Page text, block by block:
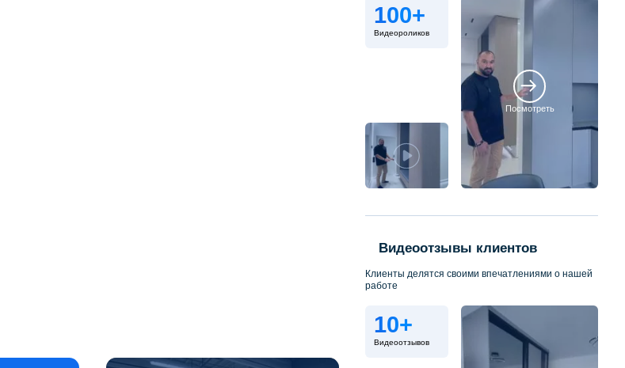
100+
Видеороликов
Посмотреть
Видеоотзывы клиентов
Клиенты делятся своими впечатлениями о нашей
работе
10+
Видеоотзывов